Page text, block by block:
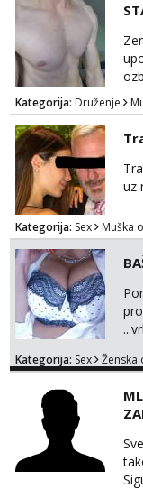
Kategorija: Druženje
uz
Kategorija: Sex Muška
Kategorija: Sex Ženska